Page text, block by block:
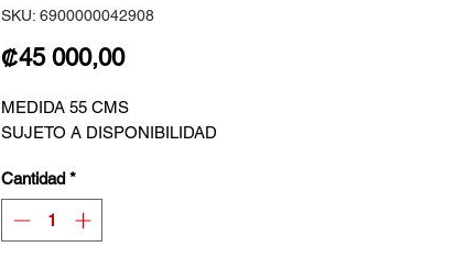
SKU: 6900000042908
₡45 000,00Precio
MEDIDA 55 CMS
SUJETO A DISPONIBILIDAD
Cantidad *